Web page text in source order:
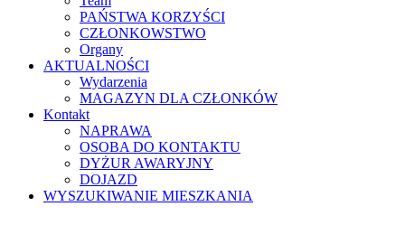
PAŃSTWA KORZYŚCI
CZŁONKOWSTWO
Organy
AKTUALNOŚCI
Wydarzenia
MAGAZYN DLA CZŁONKÓW
Kontakt
NAPRAWA
OSOBA DO KONTAKTU
DYŻUR AWARYJNY
DOJAZD
WYSZUKIWANIE MIESZKANIA